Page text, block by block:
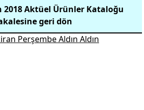
2018 Aktüel Ürünler Kataloğu
geri dön